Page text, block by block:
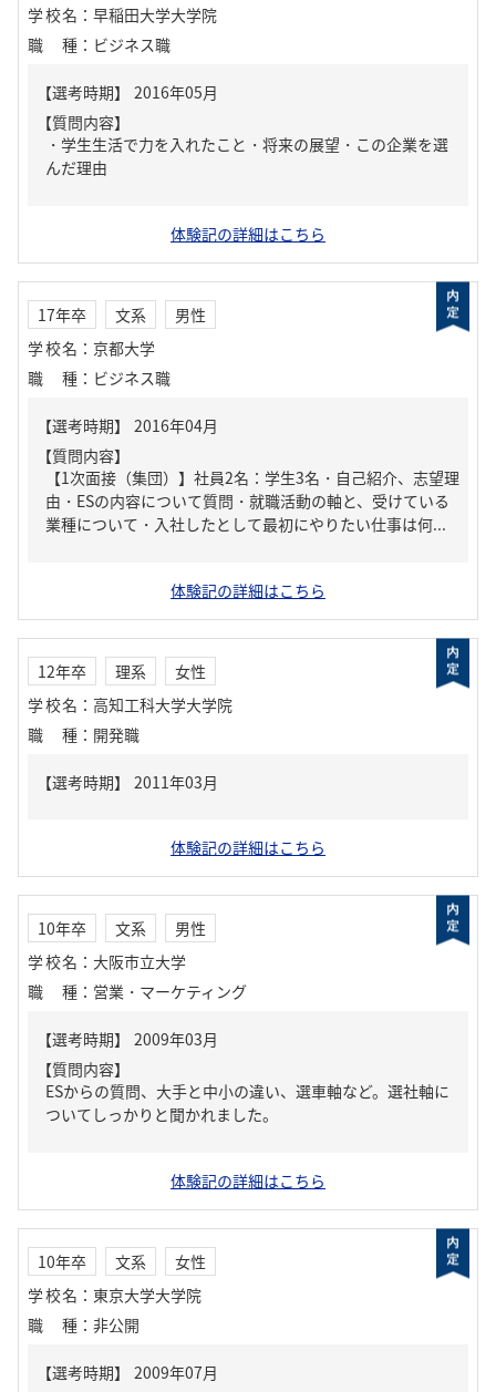
学校名 ： 早稲田大学大学院
職種 ： ビジネス職
【質問内容】
・学生生活で力を入れたこと・将来の展望・この企業を選
んだ理由
体験記の詳細はこちら
17年卒 文系
男性
学校名 ： 京都大学
職種 ： ビジネス職
【質問内容】
【1次面接（集団）】社員2名：学生3名・自己紹介、志望理
由・ESの内容について質問・就職活動の軸と、受けている
業種について・入社したとして最初にやりたい仕事は何...
体験記の詳細はこちら
12年卒 理系
女性
学校名 ： 高知工科大学大学院
職種 ： 開発職
体験記の詳細はこちら
10年卒 文系
男性
学校名 ： 大阪市立大学
職種 ： 営業・マーケティング
【質問内容】
ESからの質問、大手と中小の違い、選車軸など。選社軸に
ついてしっかりと聞かれました。
体験記の詳細はこちら
10年卒 文系
女性
学校名 ： 東京大学大学院
職種 ： 非公開